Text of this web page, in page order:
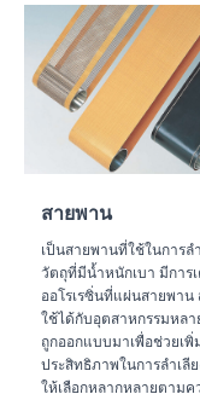
สายพาน
เป็นสายพานที่ใช้ในการล
วัตถุที่มีน้ำหนักเบา มีการ
ออโรเรซิ่นที่แผ่นสายพาน
ใช้ได้กับอุตสาหกรรมหลา
ถูกออกแบบมาเพื่อช่วยเพิ่
ประสิทธิภาพในการลำเลี
ให้เลือกหลากหลายตามค